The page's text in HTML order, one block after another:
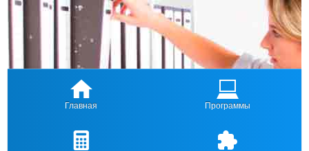
Главная Программы